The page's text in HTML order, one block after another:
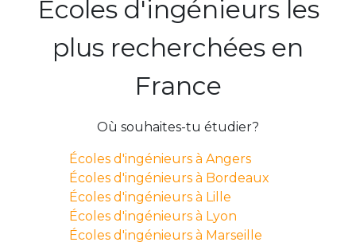
Écoles d'ingénieurs les
plus recherchées en
France
Où souhaites-tu étudier?
Écoles d'ingénieurs à Angers
Écoles d'ingénieurs à Bordeaux
Écoles d'ingénieurs à Lille
Écoles d'ingénieurs à Lyon
Écoles d'ingénieurs à Marseille